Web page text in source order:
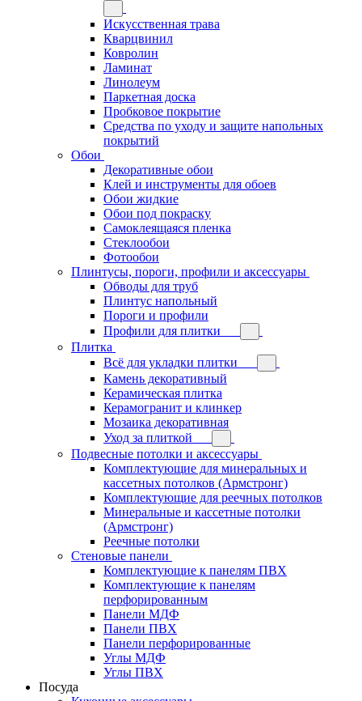
Искусственная трава
Кварцвинил
Ковролин
Ламинат
Линолеум
Паркетная доска
Пробковое покрытие
Средства по уходу и защите напольных
покрытий
Обои
Декоративные обои
Клей и инструменты для обоев
Обои жидкие
Обои под покраску
Самоклеящаяся пленка
Стеклообои
Фотообои
Плинтусы, пороги, профили и аксессуары
Обводы для труб
Плинтус напольный
Пороги и профили
Профили для плитки
Плитка
Всё для укладки плитки
Камень декоративный
Керамическая плитка
Керамогранит и клинкер
Мозаика декоративная
Уход за плиткой
Подвесные потолки и аксессуары
Комплектующие для минеральных и
кассетных потолков (Армстронг)
Комплектующие для реечных потолков
Минеральные и кассетные потолки
(Армстронг)
Реечные потолки
Стеновые панели
Комплектующие к панелям ПВХ
Комплектующие к панелям
перфорированным
Панели МДФ
Панели ПВХ
Панели перфорированные
Углы МДФ
Углы ПВХ
Посуда